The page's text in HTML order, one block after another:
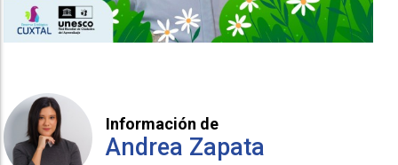
Información de
Andrea Zapata